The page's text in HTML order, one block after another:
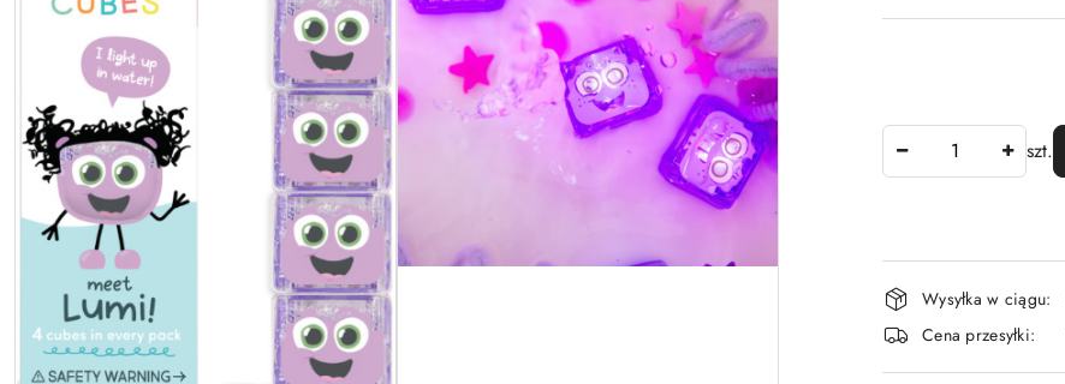
szt.
Dostępność
i
dostawa
Wysyłka w ciągu:
Cena przesyłki: